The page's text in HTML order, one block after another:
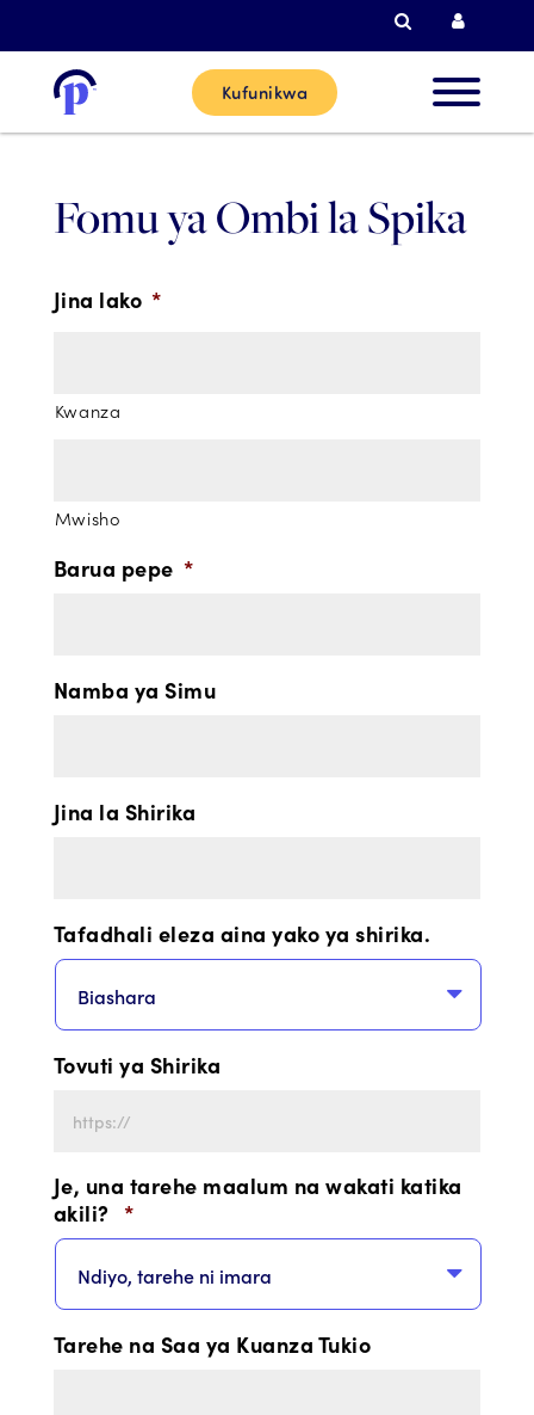
Tafutiza
Kufunikwa
Wapya
Fomu ya Ombi la Spika
Jina lako *
Kwanza
Mwisho
Barua pepe *
Namba ya Simu
Jina la Shirika
Tafadhali eleza aina yako ya shirika.
Tovuti ya Shirika
Je, una tarehe maalum na wakati katika
akili? *
Tarehe na Saa ya Kuanza Tukio